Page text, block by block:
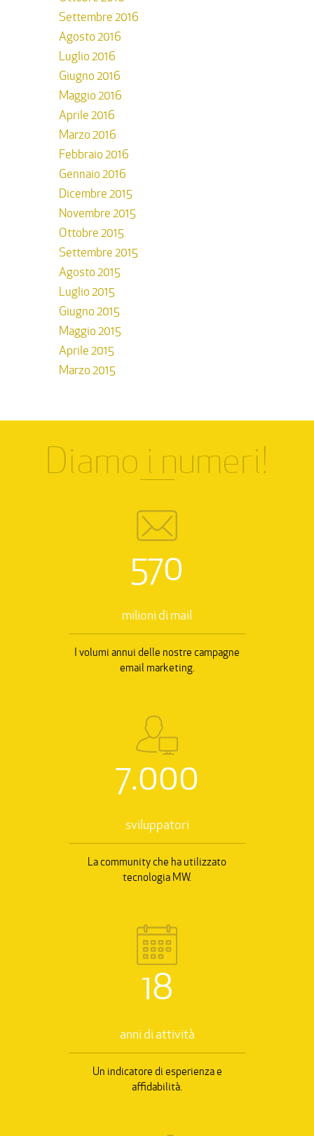
Settembre 2016
Agosto 2016
Luglio 2016
Giugno 2016
Maggio 2016
Aprile 2016
Marzo 2016
Febbraio 2016
Gennaio 2016
Dicembre 2015
Novembre 2015
Ottobre 2015
Settembre 2015
Agosto 2015
Luglio 2015
Giugno 2015
Maggio 2015
Aprile 2015
Marzo 2015
Diamo i numeri!
570
milioni di mail
I volumi annui delle nostre campagne
email marketing.
7.000
sviluppatori
La community che ha utilizzato
tecnologia MW.
18
anni di attività
Un indicatore di esperienza e
affidabilità.